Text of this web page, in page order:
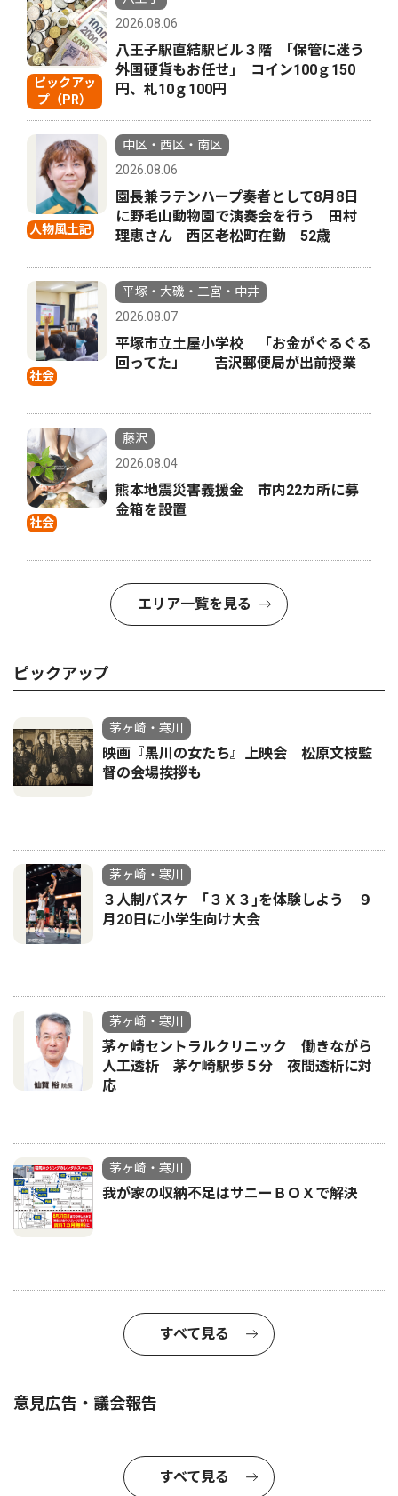
ピックアッ
プ（PR）
2026.08.06
八王子駅直結駅ビル３階 ｢保管に迷う
外国硬貨もお任せ｣ コイン100ｇ150
円、札10ｇ100円
人物風土記
中区・西区・南区
2026.08.06
園長兼ラテンハープ奏者として8月8日
に野毛山動物園で演奏会を行う 田村
理恵さん 西区老松町在勤 52歳
社会
平塚・大磯・二宮・中井
2026.08.07
平塚市立土屋小学校 「お金がぐるぐる
回ってた」 吉沢郵便局が出前授業
社会
藤沢
2026.08.04
熊本地震災害義援金 市内22カ所に募
金箱を設置
エリア一覧を見る
ピックアップ
茅ヶ崎・寒川
映画『黒川の女たち』上映会 松原文枝監
督の会場挨拶も
茅ヶ崎・寒川
３人制バスケ ｢３Ｘ３｣を体験しよう ９
月20日に小学生向け大会
茅ヶ崎・寒川
茅ヶ崎セントラルクリニック 働きながら
人工透析 茅ケ崎駅歩５分 夜間透析に対
応
茅ヶ崎・寒川
我が家の収納不足はサニーＢＯＸで解決
すべて見る
意見広告・議会報告
すべて見る